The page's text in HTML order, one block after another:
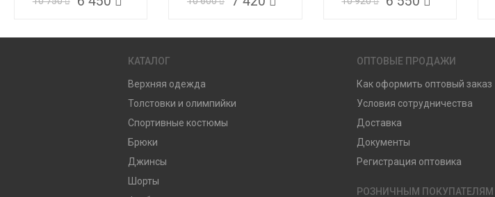
КАТАЛОГ
Верхняя одежда
Толстовки и олимпийки
Спортивные костюмы
Брюки
Джинсы
Шорты
ОПТОВЫЕ ПРОДАЖИ
Как оформить оптовый заказ
Условия сотрудничества
Доставка
Документы
Регистрация оптовика
РОЗНИЧНЫМ ПОКУПАТЕЛЯМ